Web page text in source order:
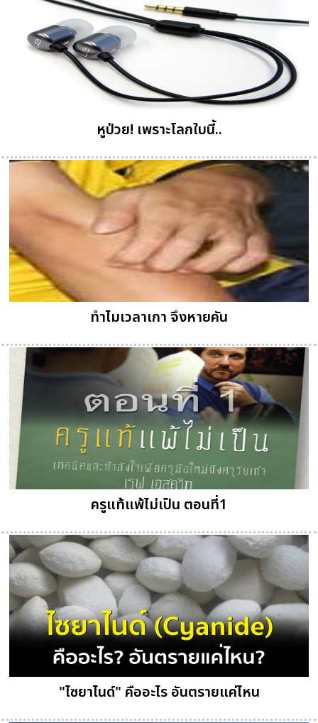
หูป่วย! เพราะโลกใบนี้..
ทำไมเวลาเกา จึงหายคัน
ครูแท้แพ้ไม่เป็น ตอนที่1
"ไซยาไนด์" คืออะไร อันตรายแค่ไหน